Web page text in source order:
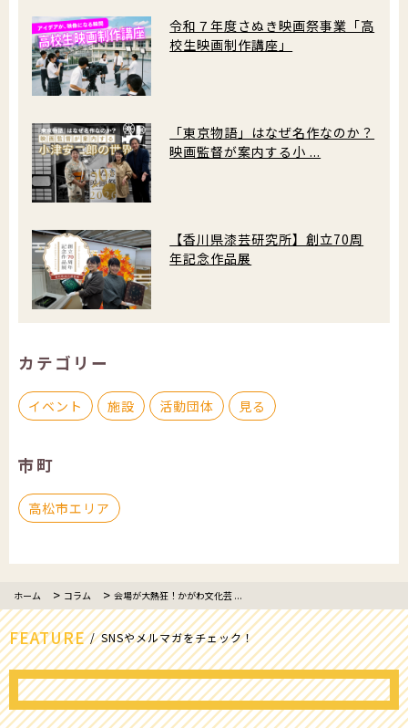
令和７年度さぬき映画祭事業「高
校生映画制作講座」
「東京物語」はなぜ名作なのか？
映画監督が案内する小 ...
【香川県漆芸研究所】創立70周
年記念作品展
カテゴリー
イベント 施設 活動団体 見る
市町
高松市エリア
ホーム コラム 会場が大熱狂！かがわ文化芸 ...
FEATURE SNSやメルマガをチェック！